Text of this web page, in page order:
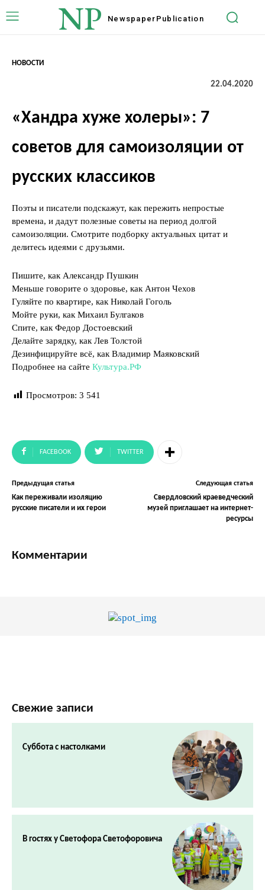
NP Newspaper Publication
НОВОСТИ
22.04.2020
«Хандра хуже холеры»: 7
советов для самоизоляции от
русских классиков
Поэты и писатели подскажут, как пережить непростые
времена, и дадут полезные советы на период долгой
самоизоляции. Смотрите подборку актуальных цитат и
делитесь идеями с друзьями.
Пишите, как Александр Пушкин
Меньше говорите о здоровье, как Антон Чехов
Гуляйте по квартире, как Николай Гоголь
Мойте руки, как Михаил Булгаков
Спите, как Федор Достоевский
Делайте зарядку, как Лев Толстой
Дезинфицируйте всё, как Владимир Маяковский
Подробнее на сайте Культура.РФ
Просмотров: 3 541
FACEBOOK TWITTER
Предыдущая статья
Как переживали изоляцию
русские писатели и их герои
Следующая статья
Свердловский краеведческий
музей приглашает на интернет-
ресурсы
Комментарии
Свежие записи
Суббота с настолками
В гостях у Светофора Светофоровича